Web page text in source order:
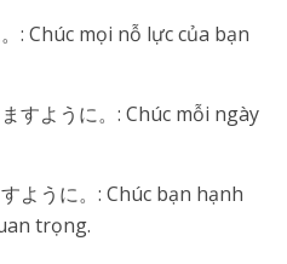
: Chúc mọi nỗ lực của bạn
すように。: Chúc mỗi ngày
ように。: Chúc bạn hạnh
trọng.